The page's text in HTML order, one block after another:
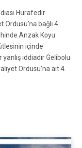
Hurafedir
Ordusu’na bağlı 4.
Anzak Koyu
içinde
iddiadır Gelibolu
Ordusu’na ait 4.